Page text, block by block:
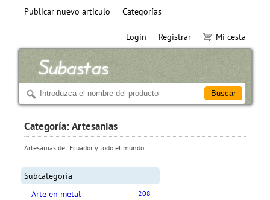
Publicar nuevo articulo Categorías
Login Registrar Mi cesta
Categoría: Artesanias
Artesanias del Ecuador y todo el mundo
Subcategoría
Arte en metal
208